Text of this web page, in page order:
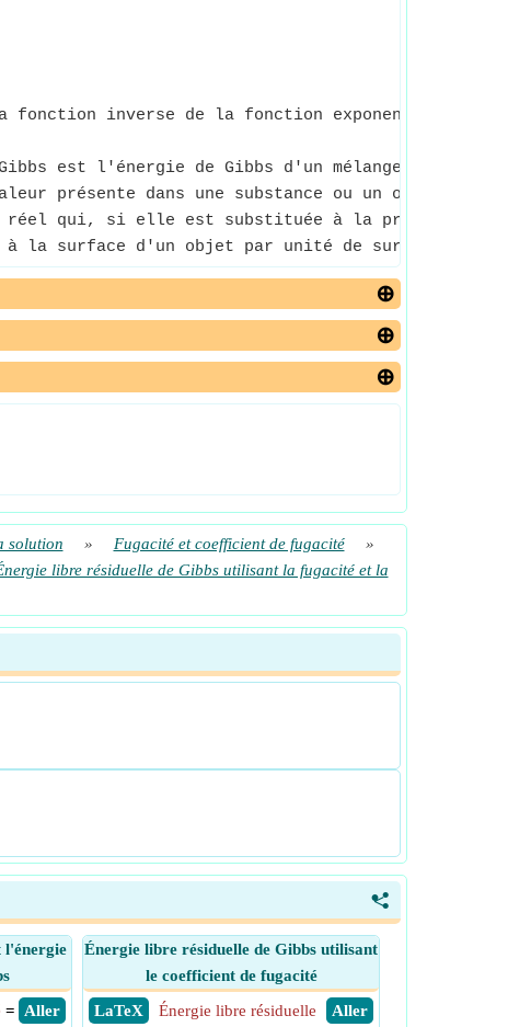
fonction inverse de la fonction exponentielle
est l'énergie de Gibbs d'un mélange qui
présente dans une substance ou un objet.
réel qui, si elle est substituée à la pression
à la surface d'un objet par unité de surface
solution » Fugacité et coefficient de fugacité
»
libre résiduelle de Gibbs utilisant la fugacité et la
<
l'énergie
​ Aller
=
Énergie libre résiduelle de Gibbs utilisant
le coefficient de fugacité
​ LaTeX
​ Aller
Énergie libre résiduelle